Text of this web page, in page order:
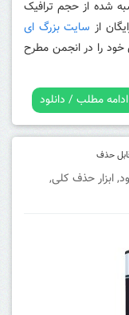
شده از حجم ترافیک
از سایت بزرگ ای
خود را در انجمن مطرح
ادامه مطلب / دانلود
,ابزار حذف کلی,